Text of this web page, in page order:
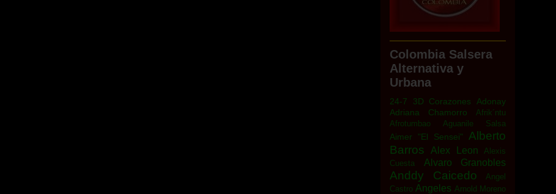
Colombia Salsera
Alternativa y
Urbana
24-7 3D Corazones
Adonay
Adriana Chamorro
Afrik´ntu
Afrotumbao
Aguanile Salsa
Aimer "El Sensei"
Alberto
Barros
Alex Leon
Alexis
Cuesta
Alvaro Granobles
Anddy Caicedo
Angel
Castro Angeles Arnold Moreno